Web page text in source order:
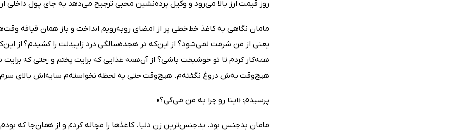
روز قیمت ارز بالا مى‌رود و وکیل پرده‌نشین محبى ترجیح مى‌دهد به جاى پول داخلى
مامان نگاهى به کاغذ خط‌خطى پر از امضاى روبه‌رویم انداخت و باز همان قیافه
یعنى از من شرمت نمى‌شود؟ از این‌که در هجده‌سالگى درد زاییدنت را کشیدم؟ از
همه‌کار کردم تا تو خوشبخت باشى؟ از آن‌همه غذایى که برایت پختم و رختى که
هیچ‌وقت به‌ش دروغ نگفته‌م. هیچ‌وقت حتى یه لحظه نخواسته‌م سایه‌اش بالاى سرم
پرسیدم: «اینا رو چرا به من مى‌گى؟»
مامان بدجنس بود. بدجنس‌ترین زن دنیا. کاغذها را مچاله کردم و از همان‌جا که